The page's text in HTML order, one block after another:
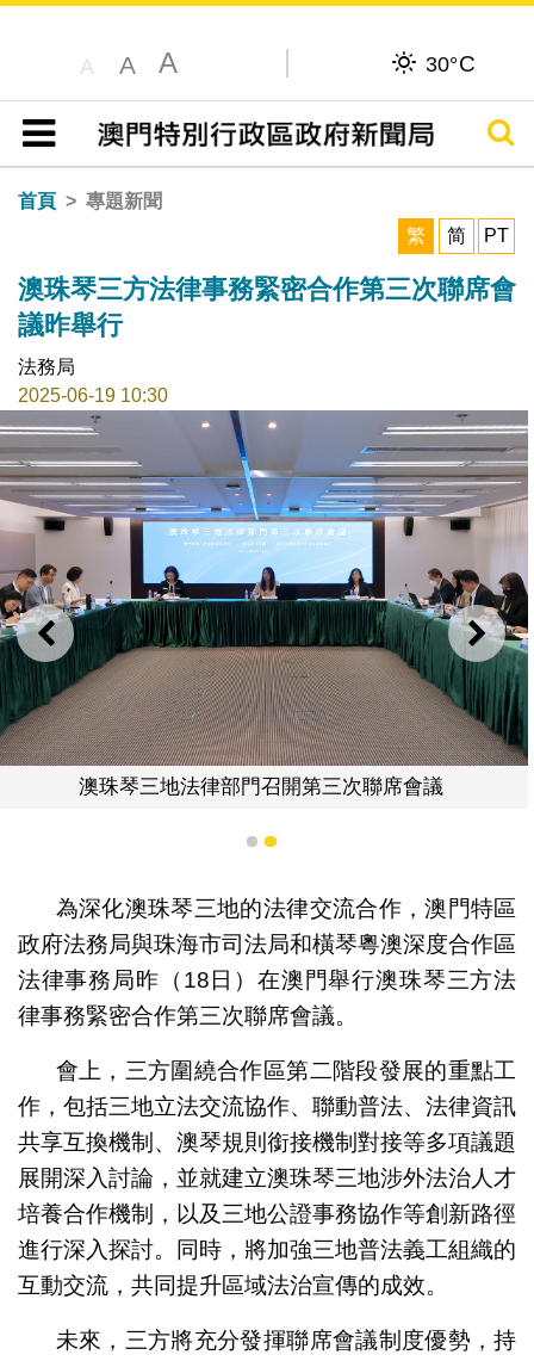
A A A 30°C
目錄
搜尋
首頁
專題新聞
繁
简 PT
澳珠琴三方法律事務緊密合作第三次聯席會
議昨舉行
法務局
2025-06-19 10:30
上一則 下一
澳珠琴三地法律部門召開第三次聯席會議
1 2
為深化澳珠琴三地的法律交流合作，澳門特區
政府法務局與珠海市司法局和橫琴粵澳深度合作區
法律事務局昨（18日）在澳門舉行澳珠琴三方法
律事務緊密合作第三次聯席會議。
會上，三方圍繞合作區第二階段發展的重點工
作，包括三地立法交流協作、聯動普法、法律資訊
共享互換機制、澳琴規則銜接機制對接等多項議題
展開深入討論，並就建立澳珠琴三地涉外法治人才
培養合作機制，以及三地公證事務協作等創新路徑
進行深入探討。同時，將加強三地普法義工組織的
互動交流，共同提升區域法治宣傳的成效。
未來，三方將充分發揮聯席會議制度優勢，持